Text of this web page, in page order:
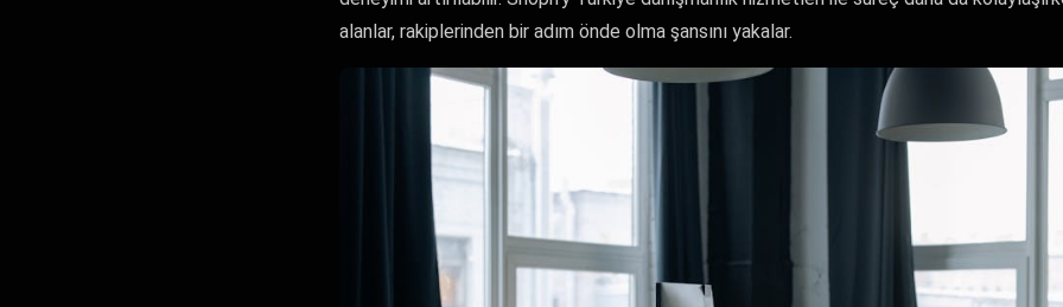
alanlar, rakiplerinden bir adım önde olma şansını yakalar.